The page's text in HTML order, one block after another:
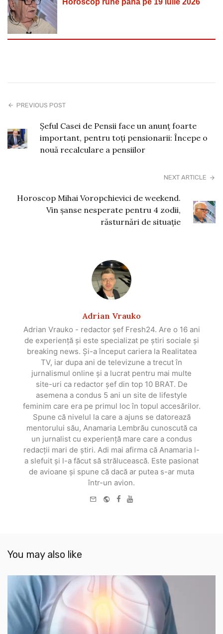
Horoscop rune până pe 19 iulie 2026
PREVIOUS POST
Șeful Casei de Pensii face un anunț foarte
important, pentru toți pensionarii: Începe o
nouă recalculare a pensiilor
NEXT ARTICLE
Horoscop Mihai Voropchievici de weekend.
Vin șanse nesperate pentru 4 zodii,
răsturnări de situație
Adrian Vrauko
Adrian Vrauko - redactor șef Fresh24. Are o 16 ani
de experiență și este specializat pe știri sociale și
breaking news. Și-a început cariera la Realitatea
TV, iar dupa ani de televizune a trecut în
jurnalismul online și a lucrat pentru mai multe
site-uri ca redactor șef din top 10 BRAT. De
asemena a condus 5 ani un site de lifestyle
feminim care era pe primul loc în topul accesărilor.
Spune că nivelul la care a ajuns se datorează
mentorului său, Anamaria Lembrău cunoscută ca
un jurnalist cu experiență mare care a condus
redacții mari de știri. Adi mai afirma că Anamaria l-
a slefuit și l-a făcut să strălucească. Este pasionat
de avioane și spune că dacă ar putea s-ar muta
într-un avion.
e-
WebsiteFacebook
You may also like